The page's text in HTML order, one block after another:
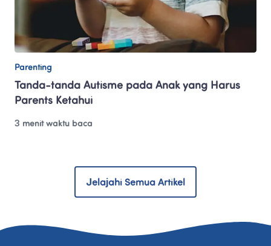
Parenting
Tanda-tanda Autisme pada Anak yang Harus
Parents Ketahui
3 menit waktu baca
Jelajahi Semua Artikel